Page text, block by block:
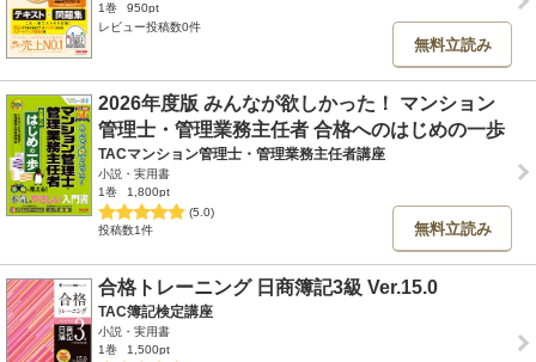
1巻
950pt
レビュー投稿数0件
無料立読み
2026年度版 みんなが欲しかった！ マンション
管理士・管理業務主任者 合格へのはじめの一歩
TACマンション管理士・管理業務主任者講座
小説・実用書
1巻
1,800pt
(5.0)
投稿数1件
無料立読み
合格トレーニング 日商簿記3級 Ver.15.0
TAC簿記検定講座
小説・実用書
1巻
1,500pt